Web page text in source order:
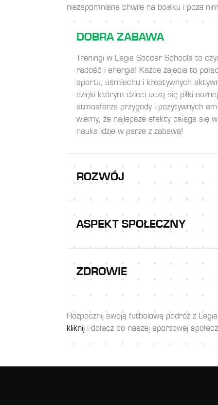
niezapomniane chwile na boisku i poza
DOBRA ZABAWA
Treningi w Legia Soccer Schools to
radość i energia! Każde zajęcia to
sportu, uśmiechu i kreatywnych
dzięki którym dzieci uczą się piłki
atmosferze przygody i pozytywnych
wiemy, że najlepsze efekty osiąga się
nauka idzie w parze z zabawą!
ROZWÓJ
ASPEKT SPOŁECZNY
ZDROWIE
Rozpocznij swoją futbolową podróż z
kliknij i dołącz do naszej sportowej